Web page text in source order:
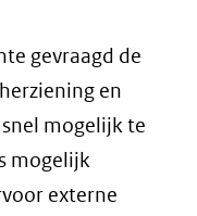
gevraagd de
en
mogelijk te
mogelijk
externe